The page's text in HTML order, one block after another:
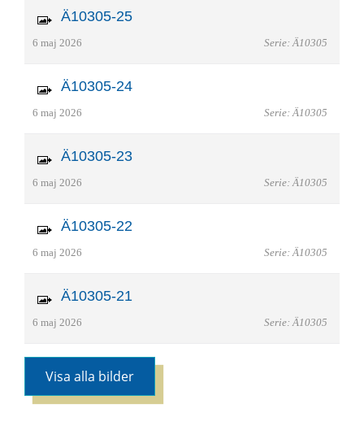
Ä10305-25
6 maj 2026 Serie: Ä10305
Ä10305-24
6 maj 2026 Serie: Ä10305
Ä10305-23
6 maj 2026 Serie: Ä10305
Ä10305-22
6 maj 2026 Serie: Ä10305
Ä10305-21
6 maj 2026 Serie: Ä10305
Visa alla bilder